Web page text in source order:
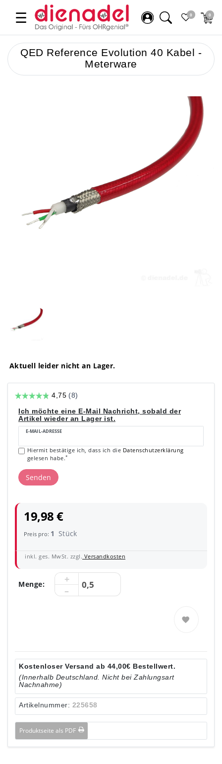
☰ 0 0
QED Reference Evolution 40 Kabel -
Meterware
Aktuell leider nicht an Lager.
Ich möchte eine E-Mail Nachricht, sobald der
Artikel wieder an Lager ist.
E-MAIL-ADRESSE
Hiermit bestätige ich, dass ich die Daten­schutz­erklärung
gelesen habe.*
Senden
19,98 €
Preis pro: 1 Stück
inkl. ges. MwSt. zzgl. Versandkosten
Menge:
Kostenloser Versand ab 44,00€ Bestellwert.
(Innerhalb Deutschland. Nicht bei Zahlungsart
Nachnahme)
Artikelnummer: 225658
Produktseite als PDF